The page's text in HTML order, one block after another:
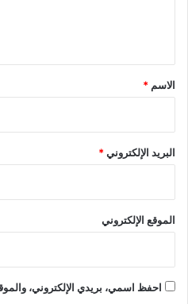
*
الاسم *
البريد الإلكتروني*
الموقع الإلكتروني
احفظ اسمي، بريدي الإلكتروني،